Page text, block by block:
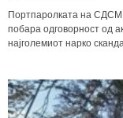
Портпаролката на СДСМ,
побара одговорност од
најголемиот нарко